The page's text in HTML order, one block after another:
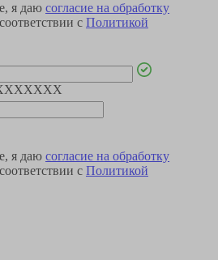
я даю согласие на обработку
с Политикой
я даю согласие на обработку
с Политикой